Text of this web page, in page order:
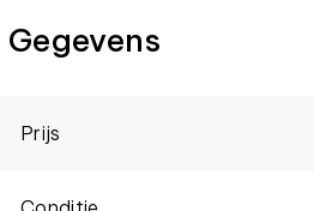
Gegevens
Prijs